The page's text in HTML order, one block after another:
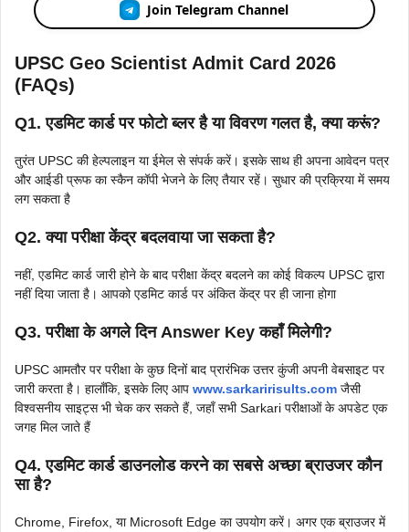
Join Telegram Channel
UPSC Geo Scientist Admit Card 2026
(FAQs)
Q1. एडमिट कार्ड पर फोटो ब्लर है या विवरण गलत है, क्या करूं?
तुरंत UPSC की हेल्पलाइन या ईमेल से संपर्क करें। इसके साथ ही अपना आवेदन पत्र
और आईडी प्रूफ का स्कैन कॉपी भेजने के लिए तैयार रहें। सुधार की प्रक्रिया में समय
लग सकता है
Q2. क्या परीक्षा केंद्र बदलवाया जा सकता है?
नहीं, एडमिट कार्ड जारी होने के बाद परीक्षा केंद्र बदलने का कोई विकल्प UPSC द्वारा
नहीं दिया जाता है। आपको एडमिट कार्ड पर अंकित केंद्र पर ही जाना होगा
Q3. परीक्षा के अगले दिन Answer Key कहाँ मिलेगी?
UPSC आमतौर पर परीक्षा के कुछ दिनों बाद प्रारंभिक उत्तर कुंजी अपनी वेबसाइट पर
जारी करता है। हालाँकि, इसके लिए आप www.sarkaririsults.com जैसी
विश्वसनीय साइट्स भी चेक कर सकते हैं, जहाँ सभी Sarkari परीक्षाओं के अपडेट एक
जगह मिल जाते हैं
Q4. एडमिट कार्ड डाउनलोड करने का सबसे अच्छा ब्राउजर कौन
सा है?
Chrome, Firefox, या Microsoft Edge का उपयोग करें। अगर एक ब्राउजर में